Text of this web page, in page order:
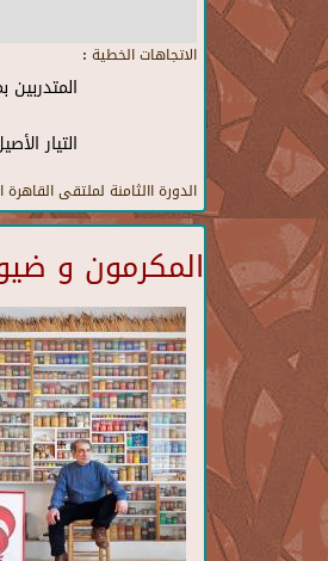
الاتجاهات الخطية :
التيار
الدورة االثامنة لملتقى
المكرمون و